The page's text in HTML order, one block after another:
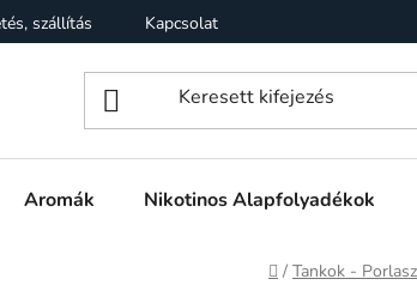
szállítás Kapcsolat
Aromák Nikotinos Alapfolyadékok
Kezdőlap
/ Tankok -